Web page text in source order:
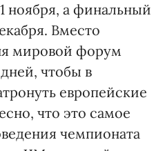
ноября, а финальный
Вместо
мировой форум
чтобы в
европейские
что это самое
чемпионата